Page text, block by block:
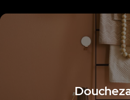
Lorem ipsum dolor sit amet, consectetur
nec ullamcorper mattis, pulvinar dapibus leo
Lorem ipsum dolor sit amet, consectetur
nec ullamcorper mattis, pulvinar dapibus leo